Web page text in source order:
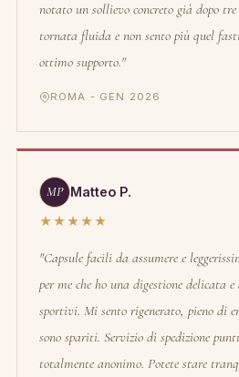
notato un sollievo concreto già dopo
tornata fluida e non sento più quel
ottimo supporto."
ROMA - GEN 2026
MP Matteo P.
★★★★★
"Capsule facili da assumere e
per me che ho una digestione delicata
sportivi. Mi sento rigenerato, pieno di
sono spariti. Servizio di spedizione
totalmente anonimo. Potete stare